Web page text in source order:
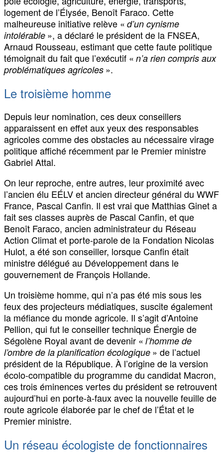
logement de l’Élysée, Benoît Faraco. Cette
malheureuse initiative relève « d’un cynisme
intolérable », a déclaré le président de la FNSEA,
Arnaud Rousseau, estimant que cette faute politique
témoignait du fait que l’exécutif « n’a rien compris aux
problématiques agricoles ».
Le troisième homme
Depuis leur nomination, ces deux conseillers
apparaissent en effet aux yeux des responsables
agricoles comme des obstacles au nécessaire virage
politique affiché récemment par le Premier ministre
Gabriel Attal.
On leur reproche, entre autres, leur proximité avec
l’ancien élu EÉLV et ancien directeur général du WWF
France, Pascal Canfin. Il est vrai que Matthias Ginet a
fait ses classes auprès de Pascal Canfin, et que
Benoît Faraco, ancien administrateur du Réseau
Action Climat et porte-parole de la Fondation Nicolas
Hulot, a été son conseiller, lorsque Canfin était
ministre délégué au Développement dans le
gouvernement de François Hollande.
Un troisième homme, qui n’a pas été mis sous les
feux des projecteurs médiatiques, suscite également
la méfiance du monde agricole. Il s’agit d’Antoine
Pellion, qui fut le conseiller technique Énergie de
Ségolène Royal avant de devenir « l’homme de
l’ombre de la planification écologique » de l’actuel
président de la République. À l’origine de la version
écolo-compatible du programme du candidat Macron,
ces trois éminences vertes du président se retrouvent
aujourd’hui en porte-à-faux avec la nouvelle feuille de
route agricole élaborée par le chef de l’État et le
Premier ministre.
Un réseau écologiste de fonctionnaires